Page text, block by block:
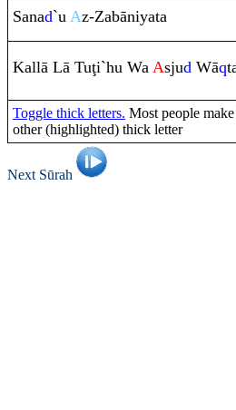
Sanad`u Az-Zabāniyata
Kallā Lā Tuţi`hu Wa Asjud Wāq
Toggle thick letters. Most people
other (highlighted) thick letter
Next Sūrah